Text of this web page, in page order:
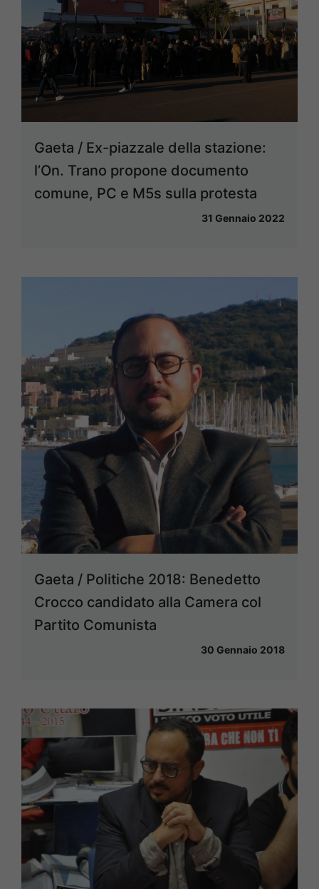
Gaeta / Ex-piazzale della stazione:
l’On. Trano propone documento
comune, PC e M5s sulla protesta
31 Gennaio 2022
Gaeta / Politiche 2018: Benedetto
Crocco candidato alla Camera col
Partito Comunista
30 Gennaio 2018